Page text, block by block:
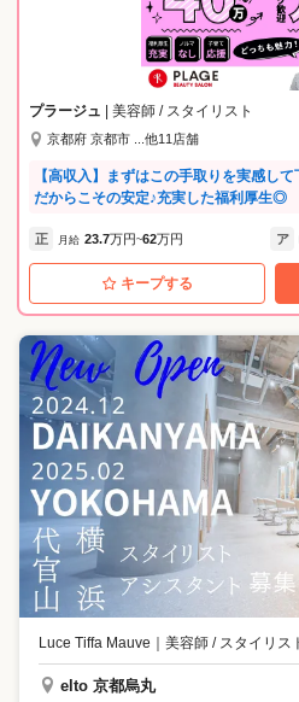
プラージュ | 美容師 / スタイリスト
京都府 京都市 ...他11店舗
【高収入】まずはこの手取りを実感し
だからこその安定♪充実した福利厚生◎
正 月給 23.7万円~62万円 ア
キープする
Luce Tiffa Mauve 美容師 / スタイリス
elto 京都烏丸